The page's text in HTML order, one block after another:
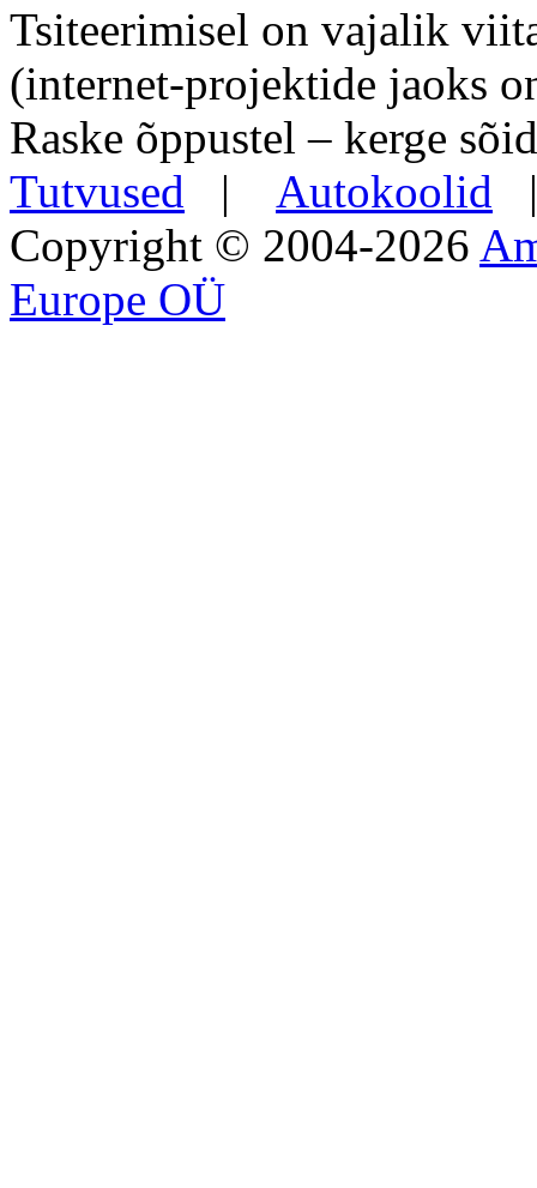
Tsiteerimisel on vajalik
(internet-projektide jaoks
Raske õppustel – kerge
Tutvused | Autokoolid
Copyright © 2004-2026
Europe OÜ